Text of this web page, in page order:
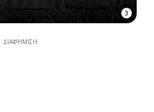
3
ΔΙΑΦΉΜΙΣΗ